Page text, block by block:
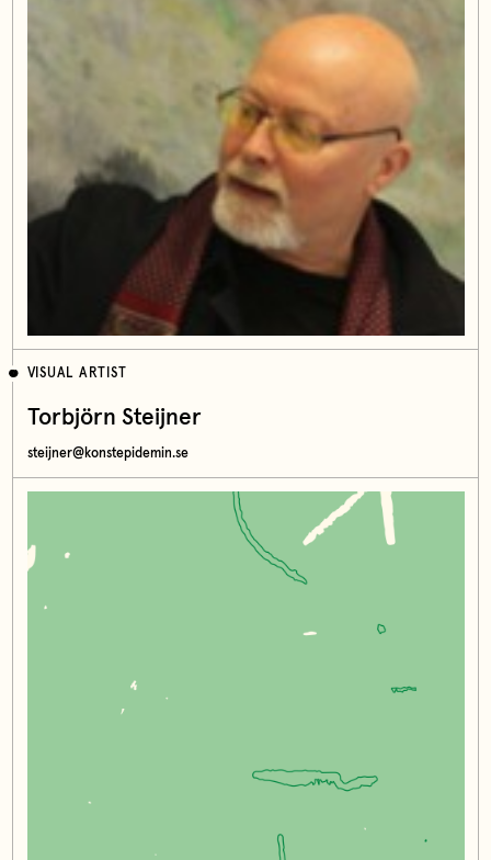
VISUAL ARTIST
Torbjörn Steijner
steijner@konstepidemin.se